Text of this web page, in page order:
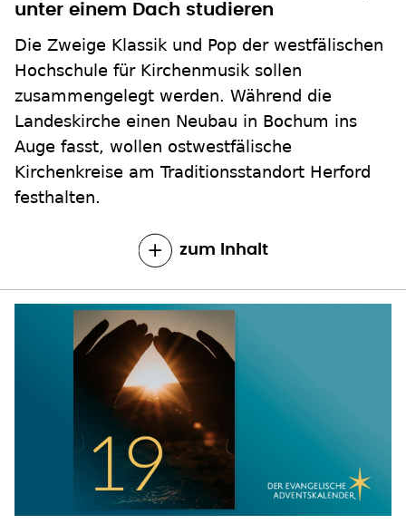
Hochschule für Kirchenmusik sollen
zusammengelegt werden. Während die
Landeskirche einen Neubau in Bochum ins
Auge fasst, wollen ostwestfälische
Kirchenkreise am Traditionsstandort Herford
festhalten.